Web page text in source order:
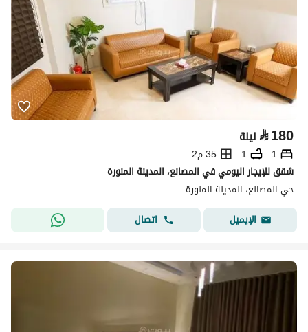
⃁180 ليلة
1
1
35 م2
شقق للإيجار اليومي في المصانع، المدينة المنورة
حي المصانع، المدينة المنورة
الإيميل
اتصال